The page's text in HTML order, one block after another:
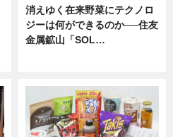
消えゆく在来野菜にテクノロ
ジーは何ができるのか──住友
金属鉱山「SOL…